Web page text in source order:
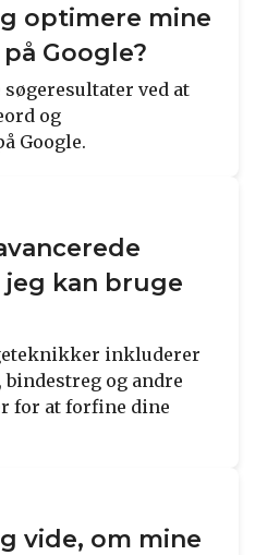
optimere mine
Google?
ved at
og
Google.
kan bruge
inkluderer
og andre
for at forfine dine
vide, om mine